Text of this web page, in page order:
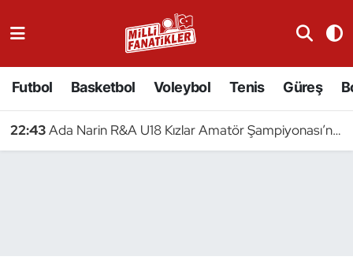
Futbol Basketbol Voleybol Tenis Güreş
22:43Ada Narin R&A U18 Kızlar Amatör Şampiyonası’nda Yarışacak
Badminton